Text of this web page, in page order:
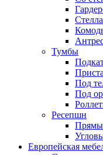
Тумбы
Под
Под
Ресепшн
Европейская